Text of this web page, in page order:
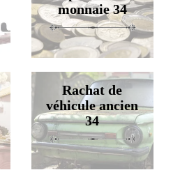
monnaie 34
Rachat de
véhicule ancien
34